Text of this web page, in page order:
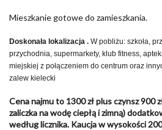
Mieszkanie gotowe do zamieszkania.
Doskonała lokalizacja . W pobliżu: szkoła,
przychodnia, supermarkety, klub fitness,
miejskiej z połączeniem do centrum oraz
zalew kielecki
Cena najmu to 1300 zł plus czynsz 900
zaliczka na wodę ciepłą i zimną)
według licznika. Kaucja w wysokości